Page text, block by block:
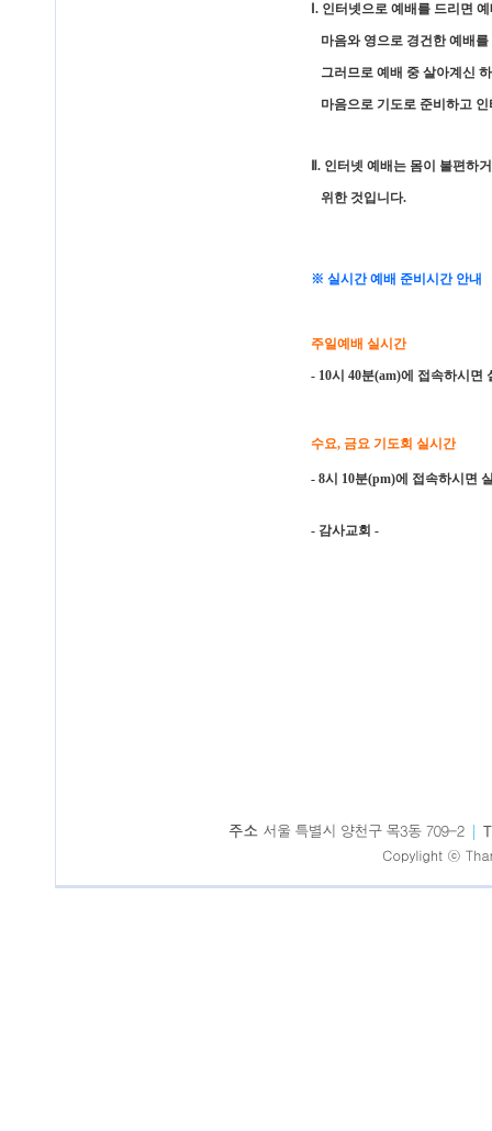
Ⅰ. 인터넷으로 예배를 드리면
마음와 영으로 경건한 예배
그러므로 예배 중 살아계신
마음으로 기도로 준비하고
Ⅱ. 인터넷 예배는 몸이 불편하
위한 것입니다.
※ 실시간 예배 준비시간 안내
주일예배 실시간
- 10시 40분(am)에 접속하시면
수요, 금요 기도회 실시간
- 8시 10분(pm)에 접속하시면
- 감사교회 -